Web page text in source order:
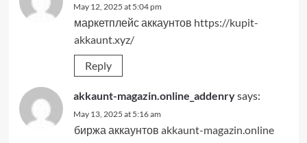
May 12, 2025 at 5:04 pm
маркетплейс аккаунтов https://kupit-
akkaunt.xyz/
Reply
akkaunt-magazin.online_addenrysays:
May 13, 2025 at 5:16 am
биржа аккаунтов akkaunt-magazin.online